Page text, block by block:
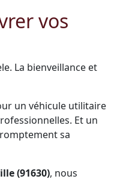
vos
La bienveillance et
un véhicule utilitaire
Et un
sa
(91630), nous